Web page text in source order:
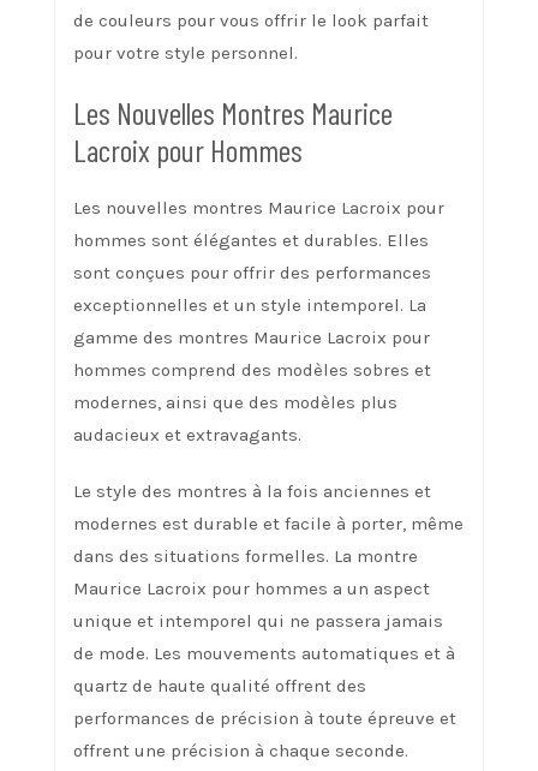
de couleurs pour vous offrir le look parfait
pour votre style personnel.
Les Nouvelles Montres Maurice
Lacroix pour Hommes
Les nouvelles montres Maurice Lacroix pour
hommes sont élégantes et durables. Elles
sont conçues pour offrir des performances
exceptionnelles et un style intemporel. La
gamme des montres Maurice Lacroix pour
hommes comprend des modèles sobres et
modernes, ainsi que des modèles plus
audacieux et extravagants.
Le style des montres à la fois anciennes et
modernes est durable et facile à porter, même
dans des situations formelles. La montre
Maurice Lacroix pour hommes a un aspect
unique et intemporel qui ne passera jamais
de mode. Les mouvements automatiques et à
quartz de haute qualité offrent des
performances de précision à toute épreuve et
offrent une précision à chaque seconde.